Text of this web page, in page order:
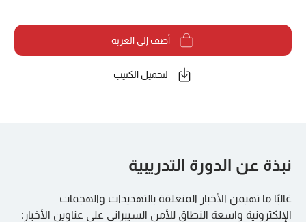
أضف إلى العربة
لتحميل الكتيب
نبذة عن الدورة التدريبية
غالبًا ما تهيمن الأخبار المتعلقة بالتهديدات والهجمات
الإلكترونية واسعة النطاق للأمن السيبراني على عناوين الأخبار: